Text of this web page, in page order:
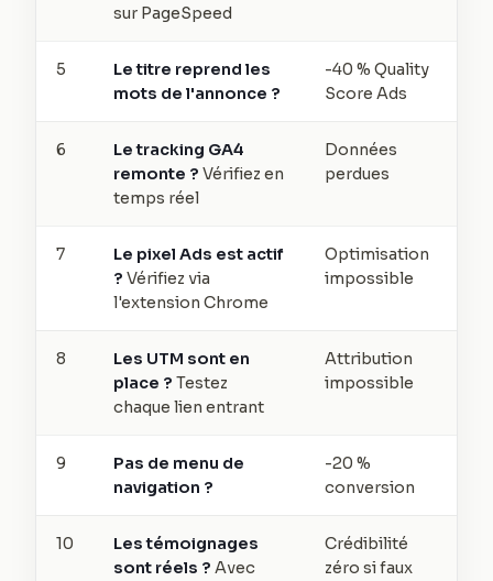
sur PageSpeed
5
Le titre reprend les
mots de l'annonce ?
-40 % Quality
Score Ads
6
Le tracking GA4
remonte ? Vérifiez en
temps réel
Données
perdues
7
Le pixel Ads est actif
? Vérifiez via
l'extension Chrome
Optimisation
impossible
8
Les UTM sont en
place ? Testez
chaque lien entrant
Attribution
impossible
9
Pas de menu de
navigation ?
-20 %
conversion
10
Les témoignages
sont réels ? Avec
Crédibilité
zéro si faux